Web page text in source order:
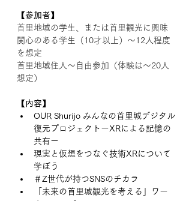
【参加者】
首里地域の学生、または首里観光に興味
関心のある学生（10才以上）〜12人程度
を想定
首里地域住人〜自由参加（体験は〜20人
想定）
【内容】
OUR Shurijo みんなの首里城デジタル
復元プロジェクトーXRによる記憶の
共有ー
現実と仮想をつなぐ技術XRについて
学ぼう
＃Z世代が持つSNSのチカラ
「未来の首里城観光を考える」ワー